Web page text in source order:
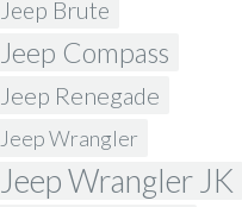
Jeep Brute
Jeep Compass
Jeep Renegade
Jeep Wrangler
Jeep Wrangler JK